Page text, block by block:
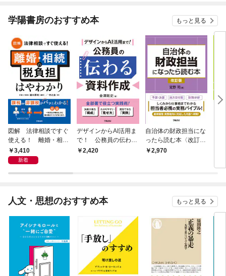
学陽書房のおすすめ本 もっと見る
図解 法律相談ですぐ
使える！ 離婚・相続
の税負担はやわかり
3,410
新着
デザインからAI活用ま
で！ 公務員の伝わる
資料作成
2,420
自治体の財政担当にな
ったら読む本〈改訂
版〉2,970
人文・思想のおすすめ本 もっと見る